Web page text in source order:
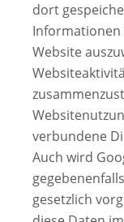
dort
Informationen
Website
verbundene
Auch wird
gesetzlich